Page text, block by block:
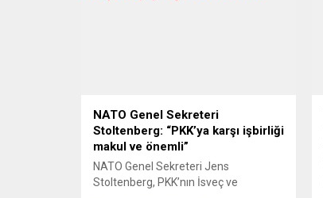
NATO Genel Sekreteri
Stoltenberg: “PKK’ya karşı işbirliği
makul ve önemli”
NATO Genel Sekreteri Jens
Stoltenberg, PKK’nın İsveç ve